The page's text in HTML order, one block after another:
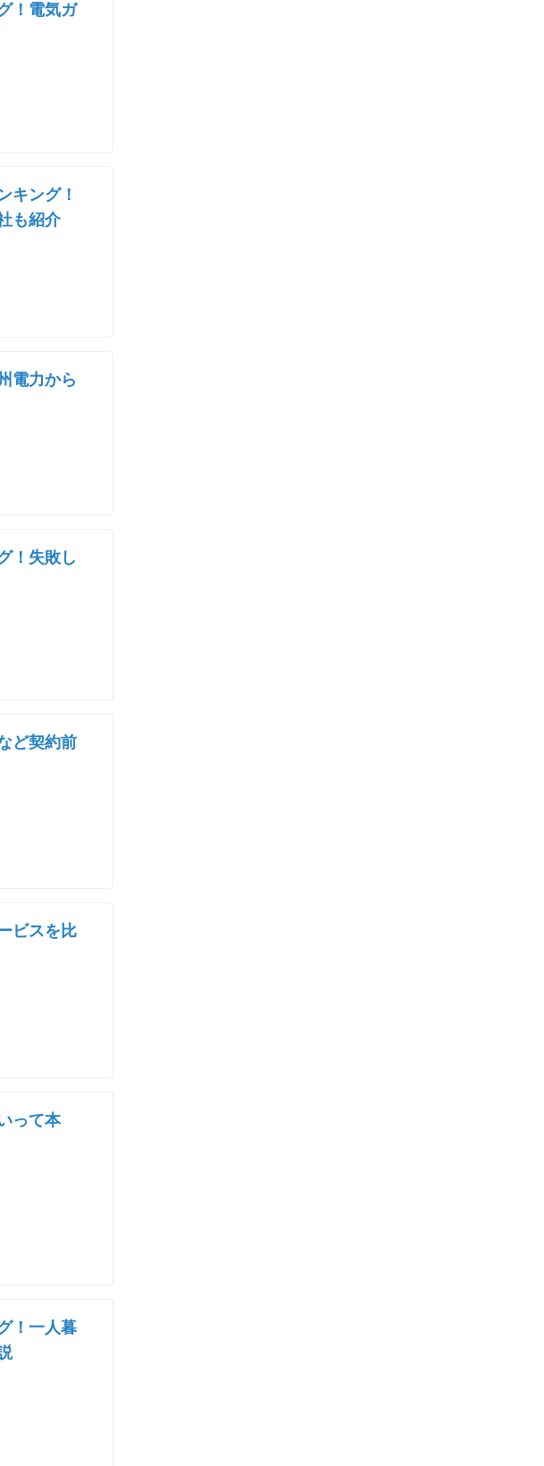
！電気ガ
キング！
も紹介
電力から
！失敗し
ど契約前
ビスを比
って本
！一人暮